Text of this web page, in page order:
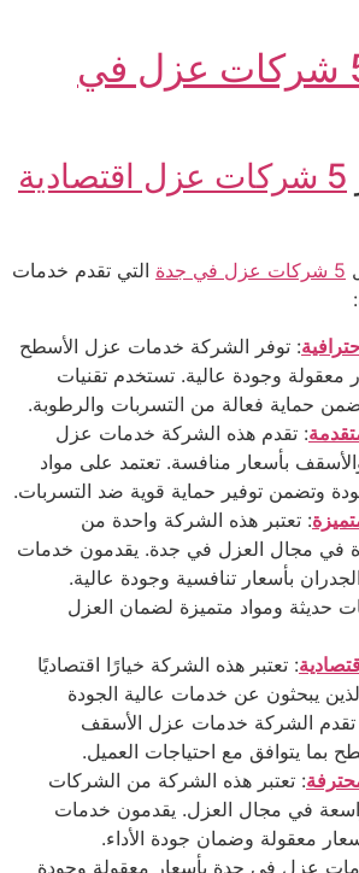
أفضل 5 شركات عزل في
5 شركات عزل اقتصادية
5 شركات عزل في جدة
التي تقدم خدمات
: توفر الشركة خدمات عزل الأسطح
معقولة وجودة عالية. تستخدم تقنيات
حماية فعالة من التسربات والرطوبة.
: تقدم هذه الشركة خدمات عزل
بأسعار منافسة. تعتمد على مواد
وتضمن توفير حماية قوية ضد التسربات.
: تعتبر هذه الشركة واحدة من
في مجال العزل في جدة. يقدمون خدمات
بأسعار تنافسية وجودة عالية.
حديثة ومواد متميزة لضمان العزل
: تعتبر هذه الشركة خيارًا اقتصاديًا
الذين يبحثون عن خدمات عالية الجودة
تقدم الشركة خدمات عزل الأسقف
بما يتوافق مع احتياجات العميل.
: تعتبر هذه الشركة من الشركات
في مجال العزل. يقدمون خدمات
معقولة وضمان جودة الأداء.
عزل في جدة بأسعار معقولة وجودة